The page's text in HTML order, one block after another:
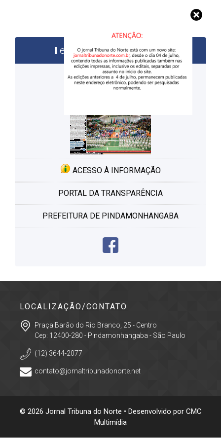
edições anteriores
ACESSO À INFORMAÇÃO
PORTAL DA TRANSPARÊNCIA
PREFEITURA DE PINDAMONHANGABA
LOCALIZAÇÃO/CONTATO
Praça Barão do Rio Branco, 25 - Centro
Cep: 12400-280 - Pindamonhangaba - São Paulo
(12) 3644-2077
contato@jornaltribunadonorte.net
© 2026 Jornal Tribuna do Norte • Desenvolvido por CMC
Multimídia